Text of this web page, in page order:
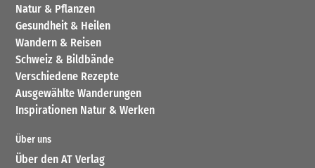
Natur & Pflanzen
Gesundheit & Heilen
Wandern & Reisen
Schweiz & Bildbände
Verschiedene Rezepte
Ausgewählte Wanderungen
Inspirationen Natur & Werken
Über uns
Über den AT Verlag